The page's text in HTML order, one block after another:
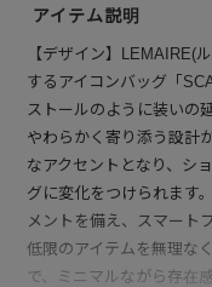
アイテム説明
【デザイン】LEMAIRE(
するアイコンバッグ「
ストールのように装いの
やわらかく寄り添う設計
なアクセントとなり、シ
グに変化をつけられます
メントを備え、スマート
低限のアイテムを無理な
で、ミニマルながら存在